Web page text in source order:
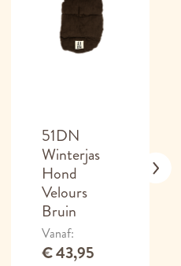
51DN
Winterjas
Hond
Velours
Bruin
Vanaf
€ 43,95